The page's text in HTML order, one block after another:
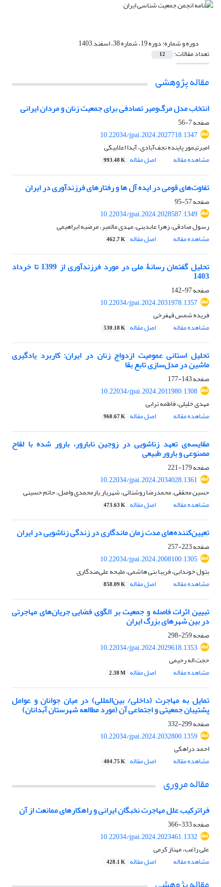
دوره و شماره:دوره 19، شماره 38، اسفند 1403
تعداد مقالات: 12
مقاله پژوهشی
انتخاب مدل مرگ‌ومیر تصادفی برای جمعیت زنان و مردان ایرانی
صفحه7-56
10.22034/jpai.2024.2027718.1347
امیرتیمور پاینده نجف‌آبادی، آیدا اعلابیکی
مشاهده مقاله
اصل مقاله 993.48 K
تفاوت‌های قومی در ایده آل ها و رفتارهای فرزندآوری در ایران
صفحه57-95
10.22034/jpai.2024.2028587.1349
رسول صادقی، زهرا عابدینی، مهدی مالمیر، مرضیه ابراهیمی
مشاهده مقاله
اصل مقاله 462.7 K
تحلیل گفتمان رسانۀ ملی در مورد فرزندآوری از 1399 تا خرداد
1403
صفحه97-142
10.22034/jpai.2024.2031978.1357
فریده شمس قهفرخی
مشاهده مقاله
اصل مقاله 530.18 K
تحلیل استانی عمومیت ازدواج زنان در ایران: کاربرد یادگیری
ماشین در مدل‌سازی تابع بقا
صفحه143-177
10.22034/jpai.2024.2011980.1308
مهدی خلیلی، فاطمه ترابی
مشاهده مقاله
اصل مقاله 960.67 K
مقایسه‌ی تعهد زناشویی در زوجین نابارور، بارور شده با لقاح
مصنوعی و بارور طبیعی
صفحه179-221
10.22034/jpai.2024.2034028.1361
حسین محققی، محمدرضا روشنائی، شهریار یارمحمدی واصل، حاتم حسینی
مشاهده مقاله
اصل مقاله 473.63 K
تعیین‌کننده‌های مدت زمان ماندگاری در زندگی زناشویی در ایران
صفحه223-257
10.22034/jpai.2024.2008100.1305
بتول خوندابی، فریبا بنی هاشمی، ملیحه علی‌مندگاری
مشاهده مقاله
اصل مقاله 858.09 K
تبیین اثرات فاصله و جمعیت بر الگوی فضایی جریان‌های مهاجرتی
در بین شهرهای بزرگ ایران
صفحه259-298
10.22034/jpai.2024.2029618.1353
حجت اله رحیمی
مشاهده مقاله
اصل مقاله 2.38 M
تمایل به مهاجرت (داخلی/ بین‌المللی) در میان جوانان و عوامل
پشتیبان جمعیتی و اجتماعی آن (مورد مطالعه شهرستان آبدانان)
صفحه299-332
10.22034/jpai.2024.2032800.1359
احمد دراهکی
مشاهده مقاله
اصل مقاله 404.75 K
مقاله مروری
فراترکیب علل مهاجرت نخبگان ایرانی و راهکارهای ممانعت از آن
صفحه333-366
10.22034/jpai.2024.2023461.1332
علی راغب، مهناز کرمی
مشاهده مقاله
اصل مقاله 428.1 K